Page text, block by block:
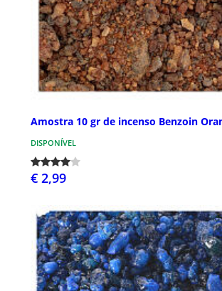
Amostra 10 gr de incenso Benzoin
DISPONÍVEL
€ 2,99